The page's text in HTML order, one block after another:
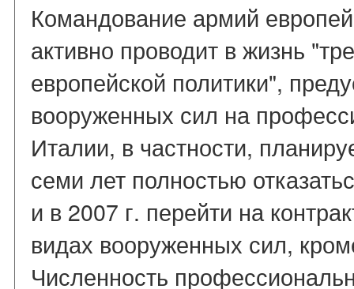
Командование армий
активно проводит в жизнь
европейской политики",
вооруженных сил на
Италии, в частности,
семи лет полностью
и в 2007 г. перейти на
видах вооруженных сил,
Численность